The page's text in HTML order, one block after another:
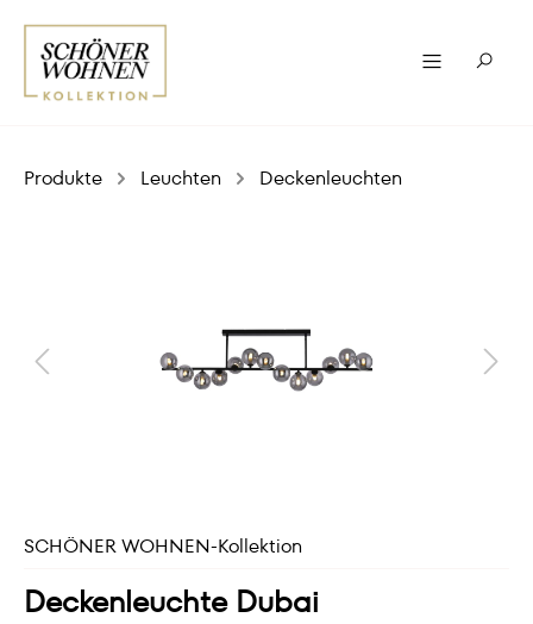
Produkte Leuchten Deckenleuchten
SCHÖNER WOHNEN-Kollektion
Deckenleuchte Dubai